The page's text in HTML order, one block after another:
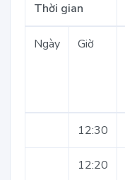
Thời gian
Ngày Giờ
12:30
12:20